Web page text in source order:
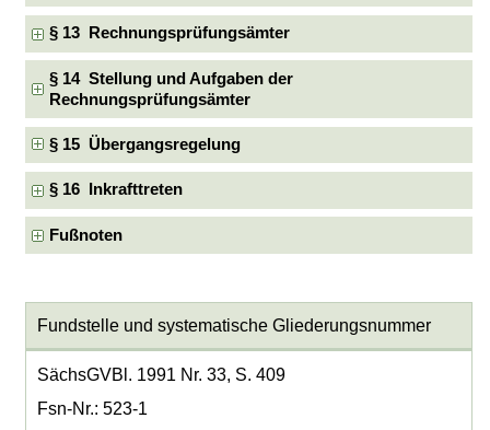
§ 13 Rechnungsprüfungsämter
§ 14 Stellung und Aufgaben der
Rechnungsprüfungsämter
§ 15 Übergangsregelung
§ 16 Inkrafttreten
Fußnoten
Fundstelle und systematische Gliederungsnummer
SächsGVBl. 1991 Nr. 33, S. 409
Fsn-Nr.: 523-1